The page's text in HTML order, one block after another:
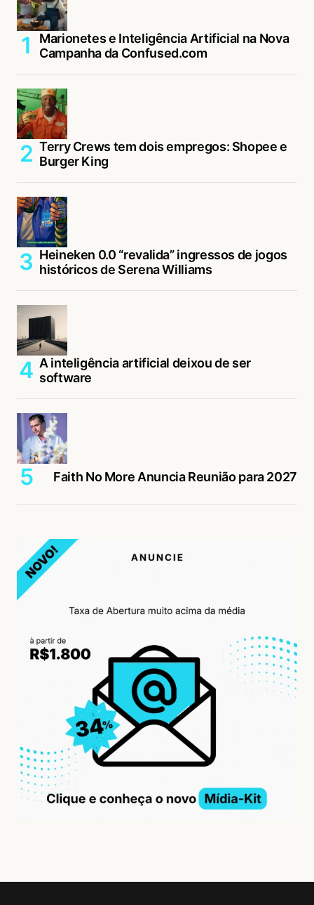
Marionetes e Inteligência Artificial na Nova
Campanha da Confused.com
Terry Crews tem dois empregos: Shopee e
Burger King
Heineken 0.0 “revalida” ingressos de jogos
históricos de Serena Williams
A inteligência artificial deixou de ser
software
Faith No More Anuncia Reunião para 2027